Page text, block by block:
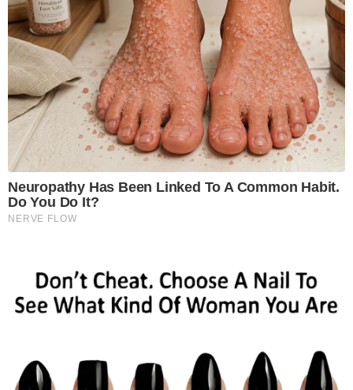
Neuropathy Has Been Linked To A Common Habit.
Do You Do It?
NERVE FLOW